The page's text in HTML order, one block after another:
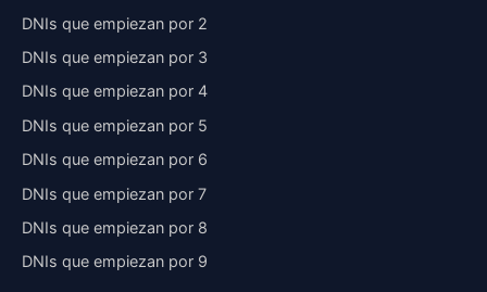
DNIs que empiezan por 2
DNIs que empiezan por 3
DNIs que empiezan por 4
DNIs que empiezan por 5
DNIs que empiezan por 6
DNIs que empiezan por 7
DNIs que empiezan por 8
DNIs que empiezan por 9